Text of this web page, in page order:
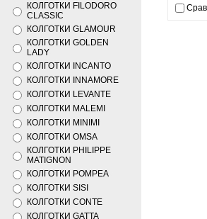
КОЛГОТКИ FILODORO
CLASSIC
КОЛГОТКИ GLAMOUR
КОЛГОТКИ GOLDEN
LADY
КОЛГОТКИ INCANTO
КОЛГОТКИ INNAMORE
КОЛГОТКИ LEVANTE
КОЛГОТКИ MALEMI
КОЛГОТКИ MINIMI
КОЛГОТКИ OMSA
КОЛГОТКИ PHILIPPE
MATIGNON
КОЛГОТКИ POMPEA
КОЛГОТКИ SISI
КОЛГОТКИ CONTE
КОЛГОТКИ GATTA